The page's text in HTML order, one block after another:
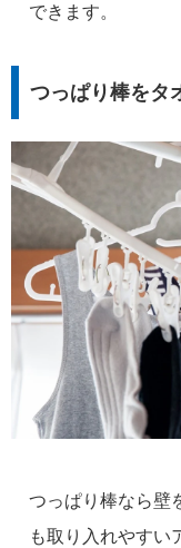
できます。
つっぱり棒をタ
つっぱり棒なら壁
も取り入れやすい